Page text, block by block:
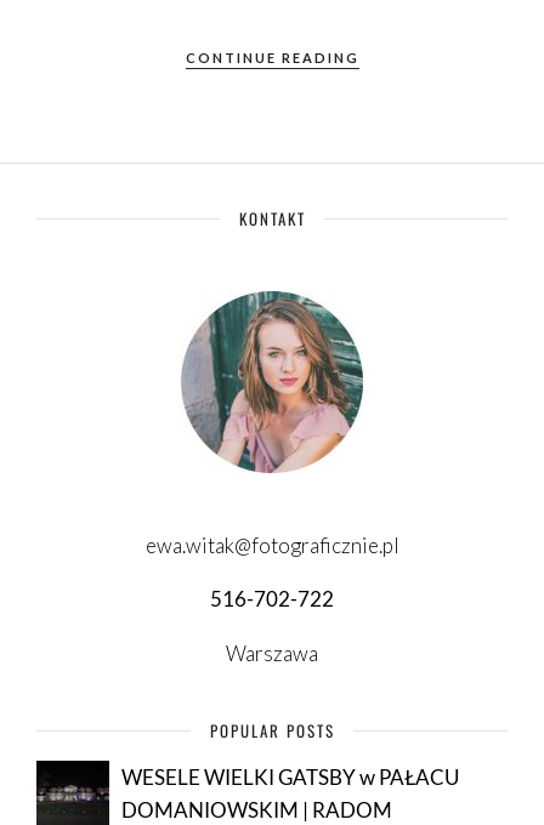
CONTINUE READING
KONTAKT
ewa.witak@fotograficznie.pl
516-702-722
Warszawa
POPULAR POSTS
WESELE WIELKI GATSBY w PAŁACU
DOMANIOWSKIM | RADOM